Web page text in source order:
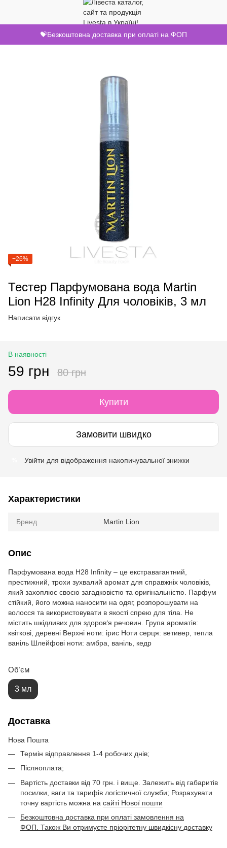
💝Безкоштовна доставка при оплаті на ФОП
−26%
Тестер Парфумована вода Martin
Lion H28 Infinity Для чоловіків, 3 мл
Написати відгук
В наявності
59 грн 80 грн
Купити
Замовити швидко
Увійти для відображення накопичувальної знижки
Характеристики
Бренд Martin Lion
Опис
Парфумована вода H28 Infinity – це екстравагантний,
престижний, трохи зухвалий аромат для справжніх чоловіків,
який захоплює своєю загадковістю та оригінальністю. Парфум
стійкий, його можна наносити на одяг, розпорошувати на
волосся та використовувати в якості спрею для тіла. Не
містить шкідливих для здоров‘я речовин. Група ароматів:
квіткові, деревні Верхні ноти: ірис Ноти серця: ветивер, тепла
ваніль Шлейфові ноти: амбра, ваніль, кедр
Обʼєм
3 мл
Доставка
Нова Пошта
Термін відправлення 1-4 робочих днів;
Післяоплата;
Вартість доставки від 70 грн. і вище. Залежить від габаритів
посилки, ваги та тарифів логістичної служби; Розрахувати
точну вартість можна на сайті Нової пошти
Безкоштовна доставка при оплаті замовлення на
ФОП. Також Ви отримуєте пріорітетну швидкісну доставку